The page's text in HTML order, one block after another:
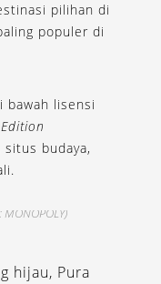
pilihan di
populer di
bawah lisensi
situs budaya,
hijau, Pura